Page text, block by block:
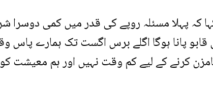
کہ پہلا مسئلہ روپے کی قدر میں کمی دوسرا
قابو پانا ہوگا اگلے برس اگست تک ہمارے
کرنے کے لیے کم وقت نہیں اور ہم معیشت کو